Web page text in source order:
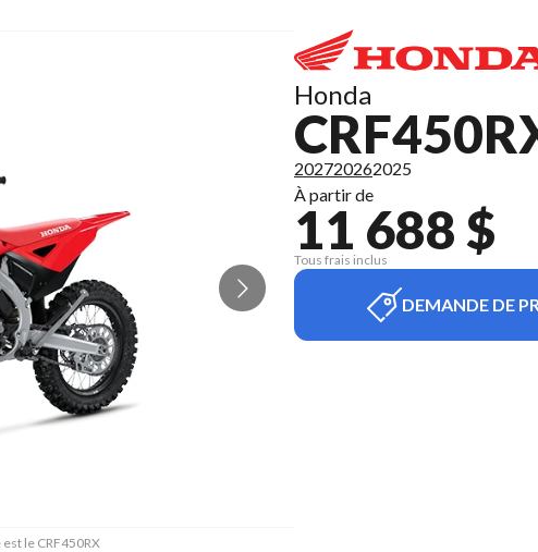
le CRF450RX
Honda
202720262025
À partir de
11 688 $
Tous frais inclus
DEMANDE DE